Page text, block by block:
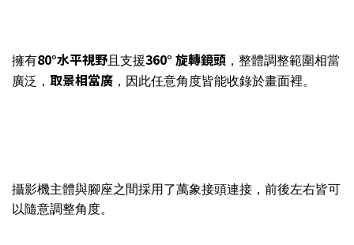
擁有80°水平視野 且支援360° 旋轉鏡頭 ，整體調整範圍相當
廣泛， 取景相當廣 ，因此任意角度皆能收錄於畫面裡。
攝影機主體與腳座之間採用了萬象接頭連接，前後左右皆可
以隨意調整角度。